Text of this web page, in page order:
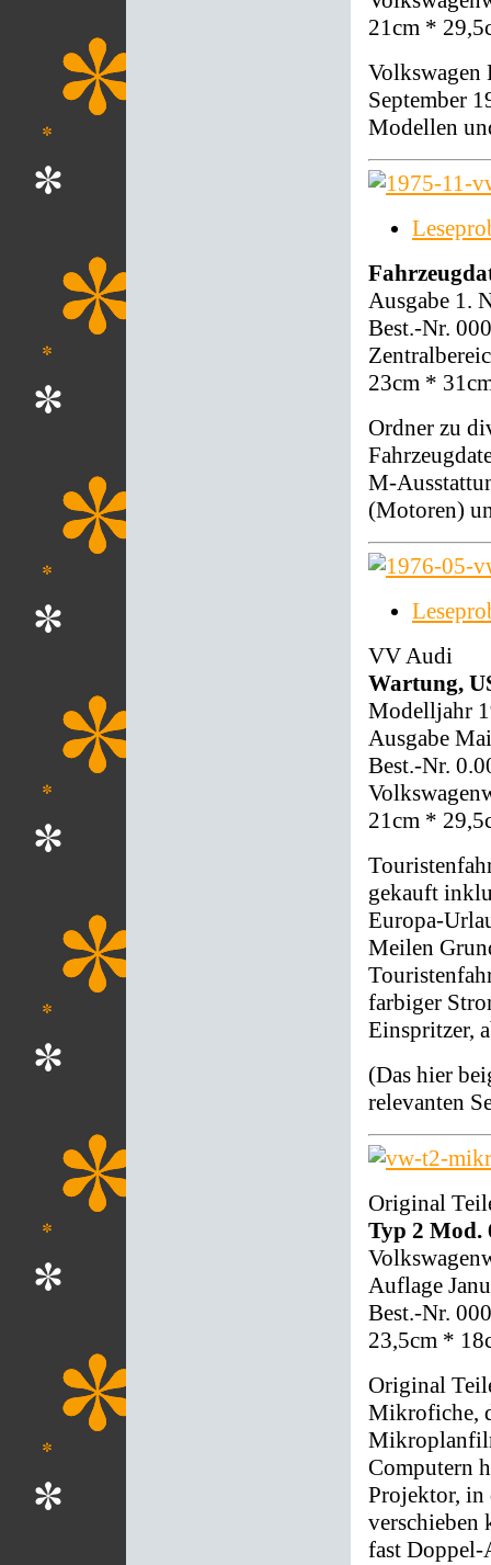
21cm *
Volkswagen
September
Modellen
Ausgabe 1.
Best.-Nr.
23cm *
Ordner zu
M-
(Motoren)
VV Audi
Wartung,
Modelljahr
Ausgabe
Best.-Nr.
21cm *
gekauft
Europa-
Meilen
farbiger
Einspritzer,
(Das hier
relevanten
Original
Typ 2 Mod.
Auflage
Best.-Nr.
23,5cm *
Original
Mikrofiche,
Computern
Projektor, in
verschieben
fast Doppel-